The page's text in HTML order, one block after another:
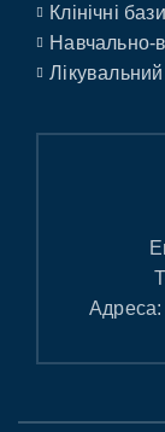
Клінічні бази
Навчально-
Лікувальний
Адреса: